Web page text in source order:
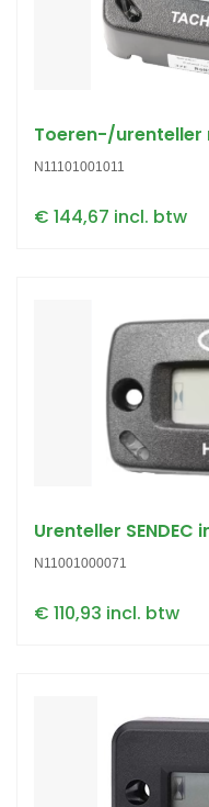
Toeren-/
N11101001011
€ 144,67 incl. btw
Urenteller SENDEC
N11001000071
€ 110,93 incl. btw